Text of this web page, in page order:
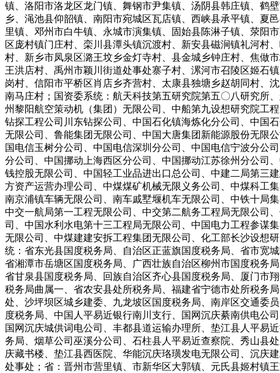
镇、洛阳市洛龙区龙门镇、舞钢市尹集镇、汤阴县韩庄镇、鹤
乡、渑池县仰韶镇、南阳市宛城区瓦店镇、西峡县承平镇、夏
里镇、邓州市白牛镇、永城市演集镇、固始县陈淋子镇、荥阳
区庞村镇门庄村、栾川县潭头镇沉渡村、新安县磁涧镇礼河村
村、新乡市凤泉区潞王坟乡金灯寺村、县金城乡钟庄村、焦做
王洪店村、禹州市颖川街道处事处寨子村、漯河市召陵区姬石
岗村、信阳市平桥区肖店乡齐营村、太康县独塘乡赵胡同村、
南马庄村；国资委系统：航天科技第五研究院第五〇八研究所
州黎阳航空策动机（集团）无限公司、中船第九设想研究院工
钻探工程公司川东钻探公司、中国石化镇海炼化分公司、中国
无限公司、鲁能集团无限公司、中国大唐集团新能源股份无限
国电信玉树分公司、中国电信深圳分公司、中国电信宁波分公
分公司、中国挪动上海西区分公司、中国挪动江苏徐州分公司
钱控股无限公司、中国轻工业品进出口总公司、中建二局第三
方资产运营办理公司、中煤煤矿机械无限义务公司、中煤科工
南京浦镇车辆无限公司、南车戚墅堰机车无限公司、中铁十局
中交一航局第一工程无限公司、中交第二航务工程局无限公司
司、中国水利水电第十三工程局无限公司、中国电力工程参谋
无限公司、中煤建建安拆工程集团无限公司、化工部长沙设想
统：省东光县国度税务局、自治区正蓝旗国度税务局、省市宽
省湘潭市岳塘区国度税务局、广西壮族自治区柳州市国度税务
省甘泉县国度税务局、回族自治区齐心县国度税务局、厦门市
税务局曲属一、省农安县处所税务局、福建省宁德市处所税务
处、沙坪坝区城乡建委、九龙坡区国度税务局、南岸区交通委
度税务局、中国人平易近银行南川支行、国网沉庆綦南供电公
国网沉庆城供词电公司、丰都县道运输办理所、垫江县人平易
务局、烟草公司巫溪分公司、石柱县人平易近查察院、秀山县
庆藏书楼、垫江县西医院、华能沉庆珞璜发电无限公司、沉庆
处事处；省：晋州市营里镇、市新华区大郭镇、元氏县姬村镇